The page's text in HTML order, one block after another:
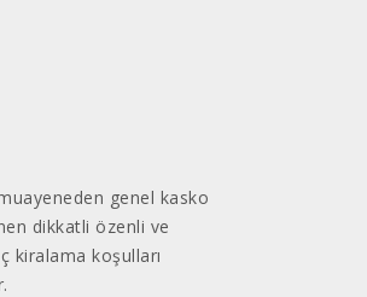
genel kasko
dikkatli özenli ve
kiralama koşulları